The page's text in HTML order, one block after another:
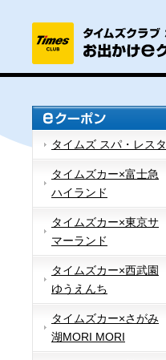
タイムズ スパ・レスタ
タイムズカー×富士急
ハイランド
タイムズカー×東京サ
マーランド
タイムズカー×西武園
ゆうえんち
タイムズカー×さがみ
湖MORI MORI